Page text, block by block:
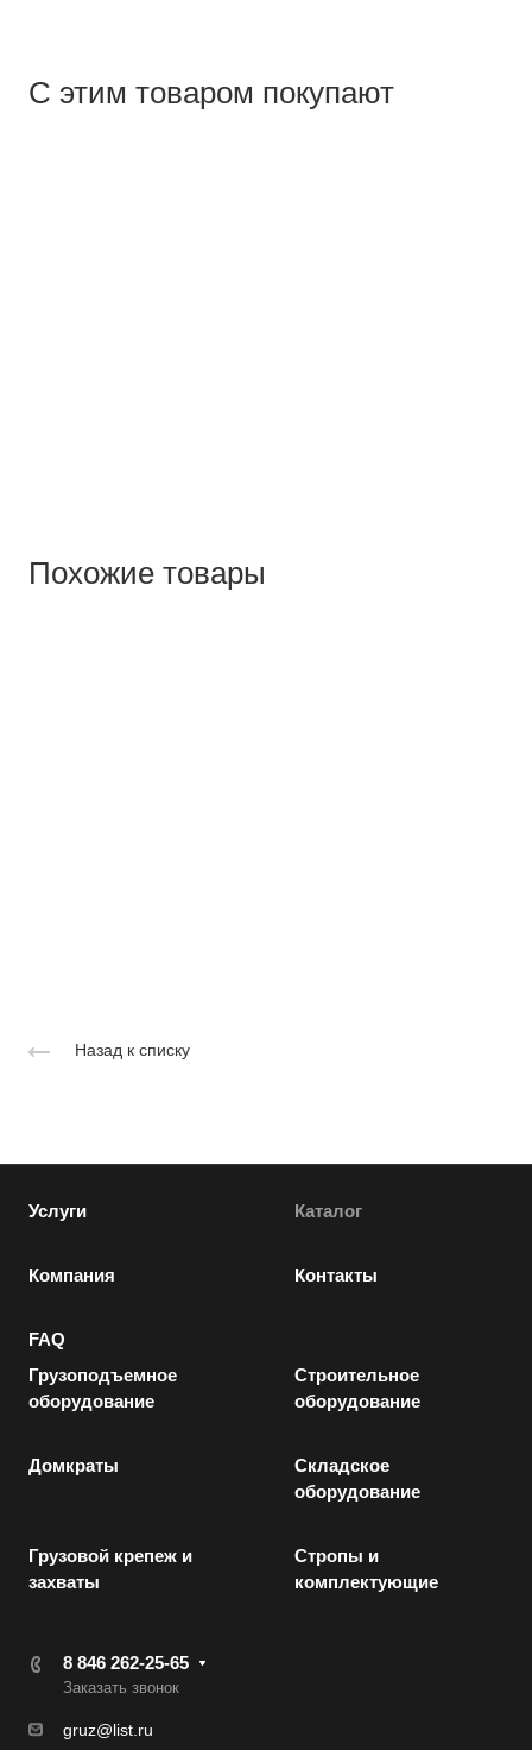
С этим товаром покупают
Похожие товары
Назад к списку
Услуги Каталог
Компания Контакты
FAQ
Грузоподъемное
оборудование
Строительное
оборудование
Домкраты
Складское
оборудование
Грузовой крепеж и
захваты
Стропы и
комплектующие
8 846 262-25-65
Заказать звонок
gruz@list.ru